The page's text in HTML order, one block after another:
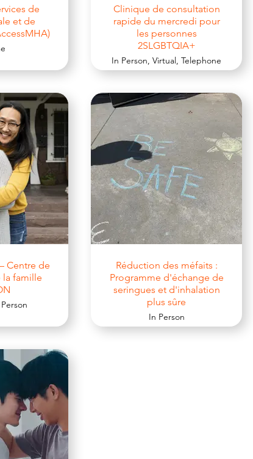
de
et de
Clinique de consultation
rapide du mercredi pour
les personnes
2SLGBTQIA+
In Person, Virtual, Telephone
Centre de
famille
Réduction des méfaits :
Programme d'échange de
seringues et d'inhalation
plus sûre
In Person